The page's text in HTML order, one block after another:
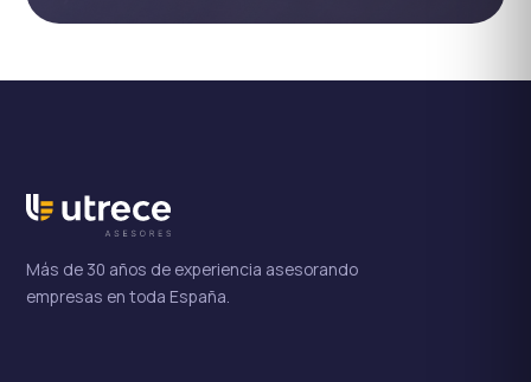
Más de 30 años de experiencia asesorando
empresas en toda España.